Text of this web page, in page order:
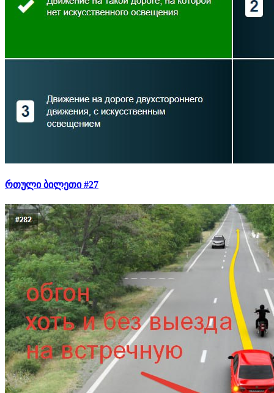
რთული ბილეთი #27